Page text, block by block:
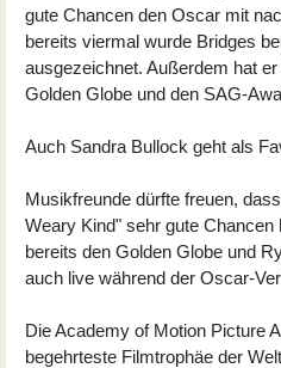
gute Chancen den Oscar mit
bereits viermal wurde Bridges
ausgezeichnet. Außerdem hat
Golden Globe und den SAG-
Auch Sandra Bullock geht als
Musikfreunde dürfte freuen,
Weary Kind" sehr gute
bereits den Golden Globe und
auch live während der Oscar-
Die Academy of Motion Picture
begehrteste Filmtrophäe der